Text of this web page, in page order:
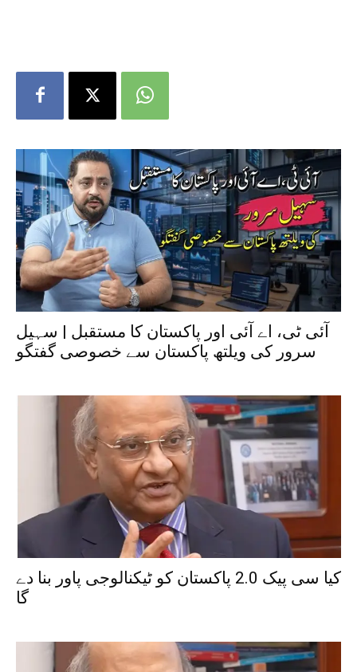
آئی ٹی، اے آئی اور پاکستان کا مستقبل | سہیل
سرور کی ویلتھ پاکستان سے خصوصی گفتگو
کیا سی پیک 2.0 پاکستان کو ٹیکنالوجی پاور بنا دے
گا